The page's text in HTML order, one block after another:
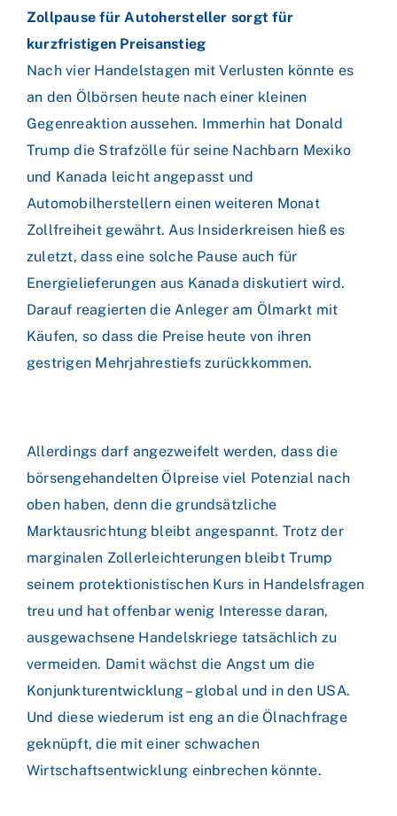
Zollpause für Autohersteller sorgt für
kurzfristigen Preisanstieg
Nach vier Handelstagen mit Verlusten könnte es
an den Ölbörsen heute nach einer kleinen
Gegenreaktion aussehen. Immerhin hat Donald
Trump die Strafzölle für seine Nachbarn Mexiko
und Kanada leicht angepasst und
Automobilherstellern einen weiteren Monat
Zollfreiheit gewährt. Aus Insiderkreisen hieß es
zuletzt, dass eine solche Pause auch für
Energielieferungen aus Kanada diskutiert wird.
Darauf reagierten die Anleger am Ölmarkt mit
Käufen, so dass die Preise heute von ihren
gestrigen Mehrjahrestiefs zurückkommen.
Allerdings darf angezweifelt werden, dass die
börsengehandelten Ölpreise viel Potenzial nach
oben haben, denn die grundsätzliche
Marktausrichtung bleibt angespannt. Trotz der
marginalen Zollerleichterungen bleibt Trump
seinem protektionistischen Kurs in Handelsfragen
treu und hat offenbar wenig Interesse daran,
ausgewachsene Handelskriege tatsächlich zu
vermeiden. Damit wächst die Angst um die
Konjunkturentwicklung – global und in den USA.
Und diese wiederum ist eng an die Ölnachfrage
geknüpft, die mit einer schwachen
Wirtschaftsentwicklung einbrechen könnte.